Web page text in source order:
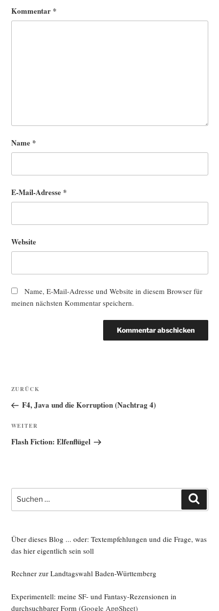
Kommentar *
Name *
E-Mail-Adresse *
Website
Name, E-Mail-Adresse und Website in diesem Browser für
meinen nächsten Kommentar speichern.
Beitragsnavigation
Vorheriger
Beitrag
ZURÜCK
F4, Java und die Korruption (Nachtrag 4)
Nächster
Beitrag
WEITER
Flash Fiction: Elfenflügel
Suche
nach:
Über dieses Blog ... oder: Textempfehlungen und die Frage, was
das hier eigentlich sein soll
Rechner zur Landtagswahl Baden-Württemberg
Experimentell: meine SF- und Fantasy-Rezensionen in
durchsuchbarer Form (Google AppSheet)